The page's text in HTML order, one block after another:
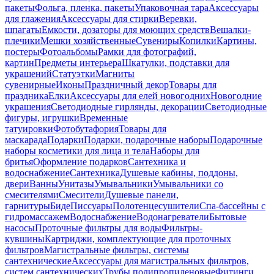
пакетыФольга, пленка, пакетыУпаковочная тараАксессуары
для глаженияАксессуары для стиркиВеревки,
шпагатыЕмкости, дозаторы для моющих средствВешалки-
плечикиМешки хозяйственныеСувенирыКопилкиКартины,
постерыФотоальбомыРамки для фотографий,
картинПредметы интерьераШкатулки, подставки для
украшенийСтатуэткиМагниты
сувенирныеИконыПраздничный декорТовары для
праздникаЕлкиАксессуары для елей новогоднихНовогодние
украшенияСветодиодные гирлянды, декорацииСветодиодные
фигуры, игрушкиВременные
татуировкиФотобутафорияТовары для
маскарадаПодаркиПодарки, подарочные наборыПодарочные
наборы косметики для лица и телаНаборы для
бритьяОформление подарковСантехника и
водоснабжениеСантехникаДушевые кабины, поддоны,
двериВанныУнитазыУмывальникиУмывальники со
смесителямиСмесителиДушевые панели,
гарнитурыБидеПиссуарыПолотенцесушителиСпа-бассейны с
гидромассажемВодоснабжениеВодонагревателиБытовые
насосыПроточные фильтры для водыФильтры-
кувшиныКартриджи, комплектующие для проточных
фильтровМагистральные фильтры, системы
сантехническиеАксессуары для магистральных фильтров,
систем сантехническихТрубы полипропиленовыеФитинги